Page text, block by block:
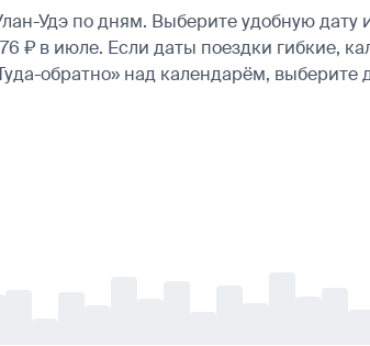
Удэ по дням. Выберите удобную дату
₽ в июле. Если даты поездки гибкие,
обратно» над календарём,